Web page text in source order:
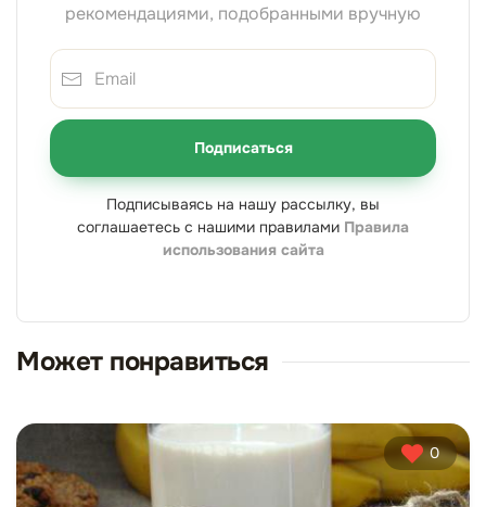
рекомендациями, подобранными вручную
Подписаться
Подписываясь на нашу рассылку, вы
соглашаетесь с нашими правилами Правила
использования сайта
Может понравиться
0